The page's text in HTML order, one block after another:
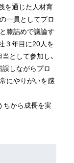
を通じた人材育
一員としてプロ
膝詰めで議論す
３年目に20人を
として参加し、
しながらプロ
にやりがいを感
ちから成長を実